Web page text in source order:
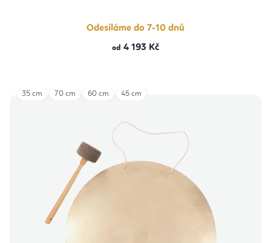
Odesíláme do 7-10 dnů
od 4 193 Kč
35 cm 70 cm 60 cm 45 cm